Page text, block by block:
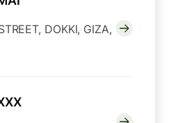
DOKKI, GIZA,